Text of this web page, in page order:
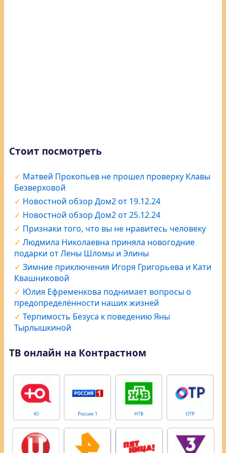
Стоит посмотреть
Матвей Прокопьев не прошел проверку Клавы
Безверховой
Новостной обзор Дом2 от 19.12.24
Новостной обзор Дом2 от 25.12.24
Признаки того, что вы не нравитесь человеку
Людмила Николаевна приняла новогодние
подарки от Лены Шломы и Элины
Зимние приключения Игоря Григорьева и Кати
Квашниковой
Юлия Ефременкова поднимает вопросы о
предопределённости наших жизней
Терпимость Безуса к поведению Яны
Тырлышкиной
ТВ онлайн на Контрастном